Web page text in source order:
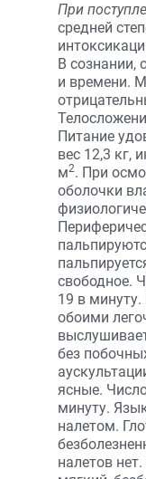
При
средней
В сознании,
и времени.
Питание
вес 12,3 кг,
м2. При
оболочки
свободное.
19 в
обоими
без
ясные.
минуту.
налетом.
налетов